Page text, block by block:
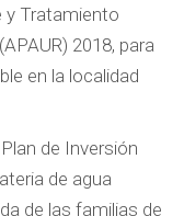
y Tratamiento
2018, para
en la localidad
de Inversión
de agua
de las familias de